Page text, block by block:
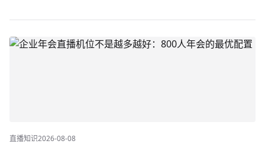
直播知识2026-08-08